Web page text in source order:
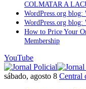
COLMATAR A
WordPress.org blog:
WordPress.org blog:
How to Price Your
Membership
YouTube
sábado, agosto 8 Central